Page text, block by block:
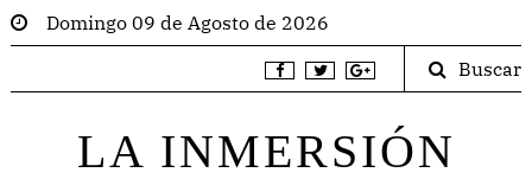
Domingo 09 de Agosto de 2026
Buscar
LA INMERSIÓN